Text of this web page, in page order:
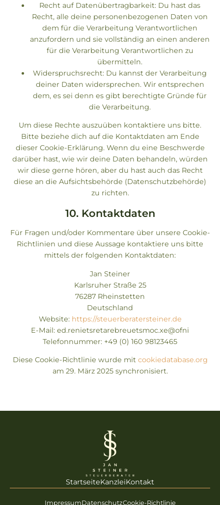
Recht auf Datenübertragbarkeit: Du hast das
Recht, alle deine personenbezogenen Daten von
dem für die Verarbeitung Verantwortlichen
anzufordern und sie vollständig an einen anderen
für die Verarbeitung Verantwortlichen zu
übermitteln.
Widerspruchsrecht: Du kannst der Verarbeitung
deiner Daten widersprechen. Wir entsprechen
dem, es sei denn es gibt berechtigte Gründe für
die Verarbeitung.
Um diese Rechte auszuüben kontaktiere uns bitte.
Bitte beziehe dich auf die Kontaktdaten am Ende
dieser Cookie-Erklärung. Wenn du eine Beschwerde
darüber hast, wie wir deine Daten behandeln, würden
wir diese gerne hören, aber du hast auch das Recht
diese an die Aufsichtsbehörde (Datenschutzbehörde)
zu richten.
10. Kontaktdaten
Für Fragen und/oder Kommentare über unsere Cookie-
Richtlinien und diese Aussage kontaktiere uns bitte
mittels der folgenden Kontaktdaten:
Jan Steiner
Karlsruher Straße 25
76287 Rheinstetten
Deutschland
Website: https://steuerberatersteiner.de
E-Mail:
info@
ex.com
steuerberatersteiner.de
Telefonnummer: +49 (0) 160 98123465
Diese Cookie-Richtlinie wurde mit cookiedatabase.org
am 29. März 2025 synchronisiert.
StartseiteKanzleiKontakt
ImpressumDatenschutzCookie-Richtlinie